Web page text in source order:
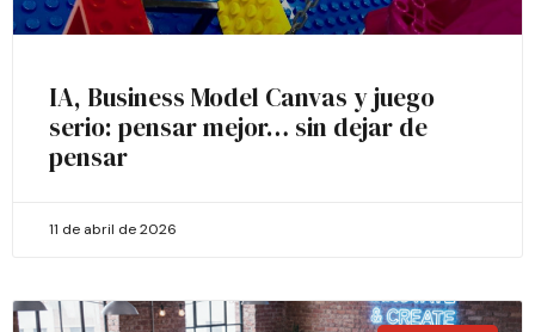
IA, Business Model Canvas y juego
serio: pensar mejor… sin dejar de
pensar
11 de abril de 2026